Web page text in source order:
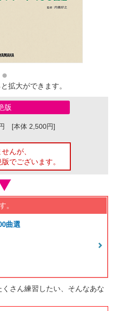
拡大ができます。
版
[本体 2,500円]
んが、
でございます。
。
曲選
さん練習したい、そんなあな